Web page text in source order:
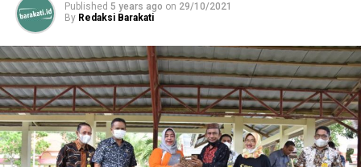
Published 5 years ago on 29/10/2021
By Redaksi Barakati